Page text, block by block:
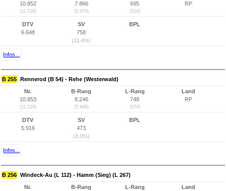
10.852
(11.218)
7.866
(5.470)
695
(524)
RP
DTV
6.648
SV
758
(11,4%)
BPL
Infos...
B 255 Rennerod (B 54) - Rehe (Westerwald)
Nr.
10.853
(11.219)
B-Rang
8.246
(5.846)
L-Rang
748
(574)
Land
RP
DTV
5.916
SV
473
(8,0%)
BPL
Infos...
B 256 Windeck-Au (L 112) - Hamm (Sieg) (L 267)
Nr.
B-Rang
L-Rang
Land